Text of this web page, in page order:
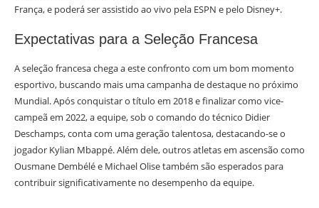
França, e poderá ser assistido ao vivo pela ESPN e pelo Disney+.
Expectativas para a Seleção Francesa
A seleção francesa chega a este confronto com um bom momento
esportivo, buscando mais uma campanha de destaque no próximo
Mundial. Após conquistar o título em 2018 e finalizar como vice-
campeã em 2022, a equipe, sob o comando do técnico Didier
Deschamps, conta com uma geração talentosa, destacando-se o
jogador Kylian Mbappé. Além dele, outros atletas em ascensão como
Ousmane Dembélé e Michael Olise também são esperados para
contribuir significativamente no desempenho da equipe.